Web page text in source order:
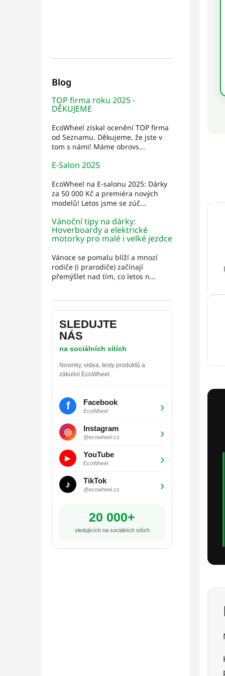
Blog
TOP firma roku 2025 -
DĚKUJEME
EcoWheel získal ocenění TOP firma
od Seznamu. Děkujeme, že jste v
tom s námi! Máme obrovs...
E-Salon 2025
EcoWheel na E-salonu 2025: Dárky
za 50 000 Kč a premiéra nových
modelů! Letos jsme se zúč...
Vánoční tipy na dárky:
Hoverboardy a elektrické
motorky pro malé i velké jezdce
Vánoce se pomalu blíží a mnozí
rodiče (i prarodiče) začínají
přemýšlet nad tím, co letos n...
SLEDUJTE
NÁS
na sociálních sítích
Novinky, videa, testy produktů a
zákulisí EcoWheel.
f Facebook
EcoWheel ›
◎ Instagram
@ecowheel.cz ›
▶ YouTube
EcoWheel ›
♪ TikTok
@ecowheel.cz ›
20 000+
sledujících na sociálních sítích